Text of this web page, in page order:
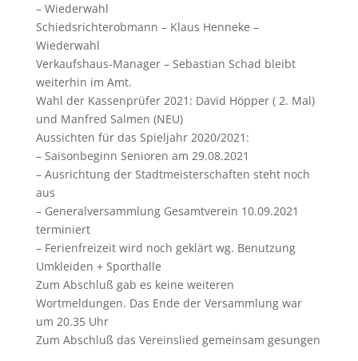
– Wiederwahl
Schiedsrichterobmann – Klaus Henneke –
Wiederwahl
Verkaufshaus-Manager – Sebastian Schad bleibt
weiterhin im Amt.
Wahl der Kassenprüfer 2021: David Höpper ( 2. Mal)
und Manfred Salmen (NEU)
Aussichten für das Spieljahr 2020/2021:
– Saisonbeginn Senioren am 29.08.2021
– Ausrichtung der Stadtmeisterschaften steht noch
aus
– Generalversammlung Gesamtverein 10.09.2021
terminiert
– Ferienfreizeit wird noch geklärt wg. Benutzung
Umkleiden + Sporthalle
Zum Abschluß gab es keine weiteren
Wortmeldungen. Das Ende der Versammlung war
um 20.35 Uhr
Zum Abschluß das Vereinslied gemeinsam gesungen